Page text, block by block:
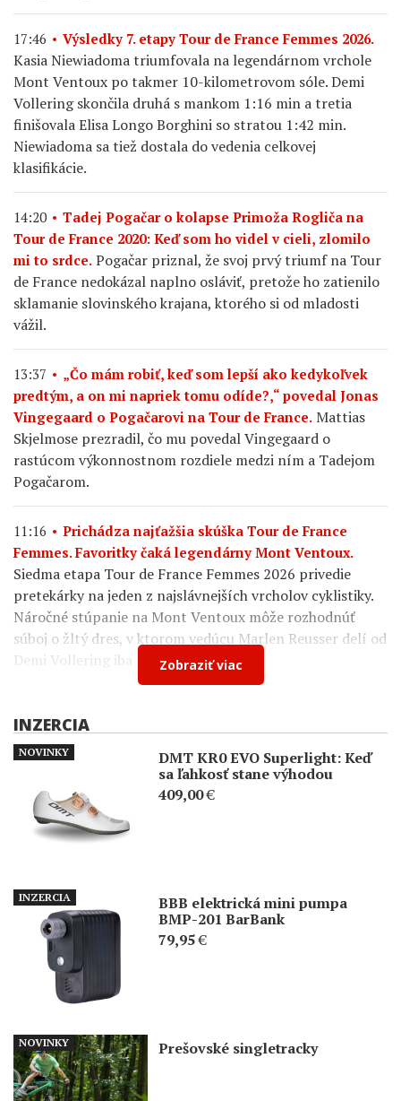
17:46 Výsledky 7. etapy Tour de France Femmes 2026.
Kasia Niewiadoma triumfovala na legendárnom vrchole
Mont Ventoux po takmer 10-kilometrovom sóle. Demi
Vollering skončila druhá s mankom 1:16 min a tretia
finišovala Elisa Longo Borghini so stratou 1:42 min.
Niewiadoma sa tiež dostala do vedenia celkovej
klasifikácie.
14:20
Tadej Pogačar o kolapse Primoža Rogliča na
Tour de France 2020: Keď som ho videl v cieli, zlomilo
mi to srdce. Pogačar priznal, že svoj prvý triumf na Tour
de France nedokázal naplno osláviť, pretože ho zatienilo
sklamanie slovinského krajana, ktorého si od mladosti
vážil.
13:37
„Čo mám robiť, keď som lepší ako kedykoľvek
predtým, a on mi napriek tomu odíde?,“ povedal Jonas
Vingegaard o Pogačarovi na Tour de France. Mattias
Skjelmose prezradil, čo mu povedal Vingegaard o
rastúcom výkonnostnom rozdiele medzi ním a Tadejom
Pogačarom.
11:16
Prichádza najťažšia skúška Tour de France
Femmes. Favoritky čaká legendárny Mont Ventoux.
Siedma etapa Tour de France Femmes 2026 privedie
pretekárky na jeden z najslávnejších vrcholov cyklistiky.
Náročné stúpanie na Mont Ventoux môže rozhodnúť
súboj o žltý dres, v ktorom vedúcu Marlen Reusser delí od
Demi Vollering iba 12 sekúnd.
Zobraziť viac
INZERCIA
DMT KR0 EVO Superlight: Keď
sa ľahkosť stane výhodou
409,00€
NOVINKY
BBB elektrická mini pumpa
BMP-201 BarBank
79,95€
INZERCIA
Prešovské singletracky
NOVINKY